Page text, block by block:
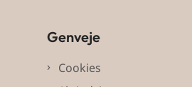
Genveje
Cookies